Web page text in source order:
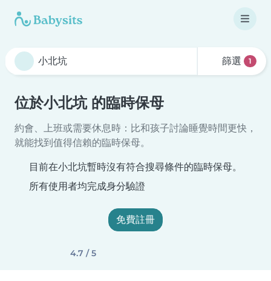
篩選 1
位於小北坑 的臨時保母
約會、上班或需要休息時：比和孩子討論睡覺時間更快，
就能找到值得信賴的臨時保母。
目前在小北坑暫時沒有符合搜尋條件的臨時保母。
所有使用者均完成身分驗證
免費註冊
4.7 / 5